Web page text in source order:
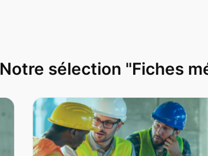
Notre sélection "Fiches